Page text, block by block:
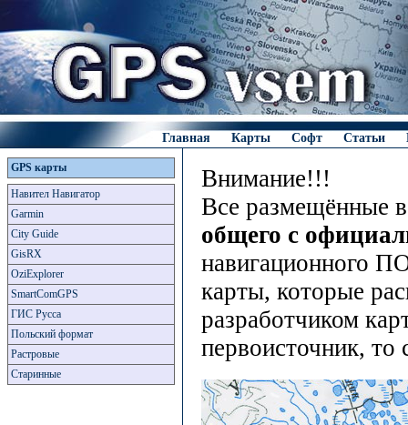
Главная Карты Софт Статьи
GPS карты
Навител Навигатор
Garmin
City Guide
GisRX
OziExplorer
SmartComGPS
ГИС Русса
Польский формат
Растровые
Старинные
Внимание!!!
Все размещённые
общего с
навигационного
карты, которые
разработчиком
первоисточник,